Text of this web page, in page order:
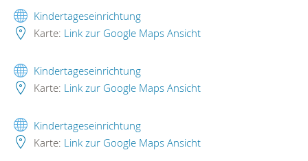
Kindertageseinrichtung
Karte: Link zur Google Maps Ansicht
Kindertageseinrichtung
Karte: Link zur Google Maps Ansicht
Kindertageseinrichtung
Karte: Link zur Google Maps Ansicht